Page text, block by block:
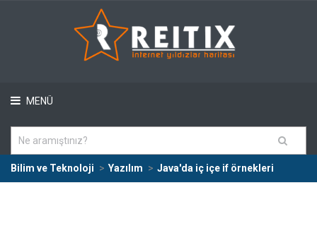
MENÜ
Bilim ve Teknoloji Yazılım Java'da iç içe if örnekleri